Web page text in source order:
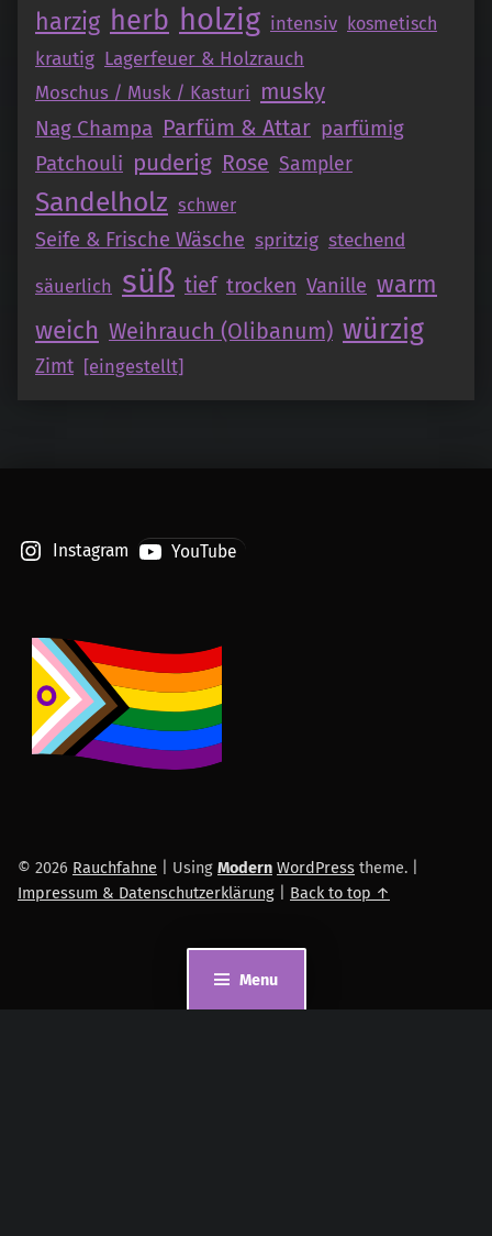
Menu
harzig herb holzig intensiv kosmetisch
krautig Lagerfeuer & Holzrauch
Moschus / Musk / Kasturi musky
Nag Champa Parfüm & Attar parfümig
Patchouli puderig Rose Sampler
Sandelholz schwer
Seife & Frische Wäsche spritzig stechend
säuerlich süß tief trocken Vanille warm
weich Weihrauch (Olibanum) würzig
Zimt [eingestellt]
Instagram YouTube
© 2026 Rauchfahne Using Modern WordPress theme.
Impressum & Datenschutzerklärung
Back to top ↑